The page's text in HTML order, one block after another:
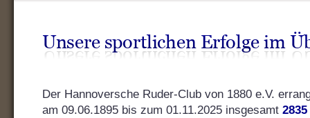
Der Hannoversche Ruder-Club von 1880 e.V.
am 09.06.1895 bis zum 01.11.2025 insgesamt 2835